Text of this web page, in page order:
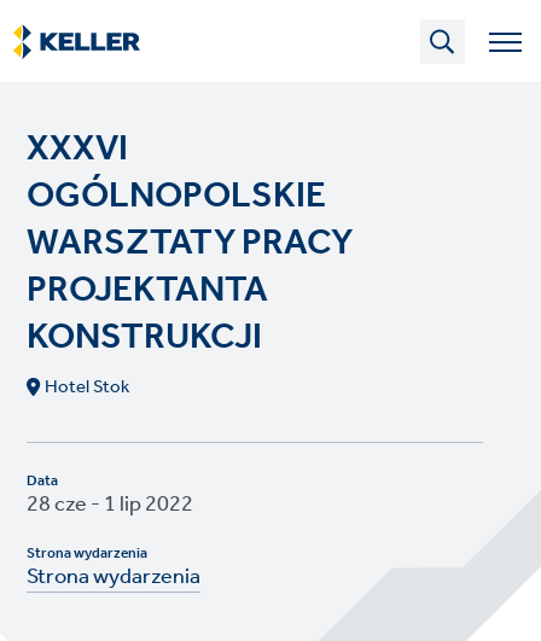
Skip
to
main
XXXVI
OGÓLNOPOLSKIE
WARSZTATY PRACY
PROJEKTANTA
KONSTRUKCJI
Hotel Stok
Data
28 cze - 1 lip 2022
Strona wydarzenia
Strona wydarzenia